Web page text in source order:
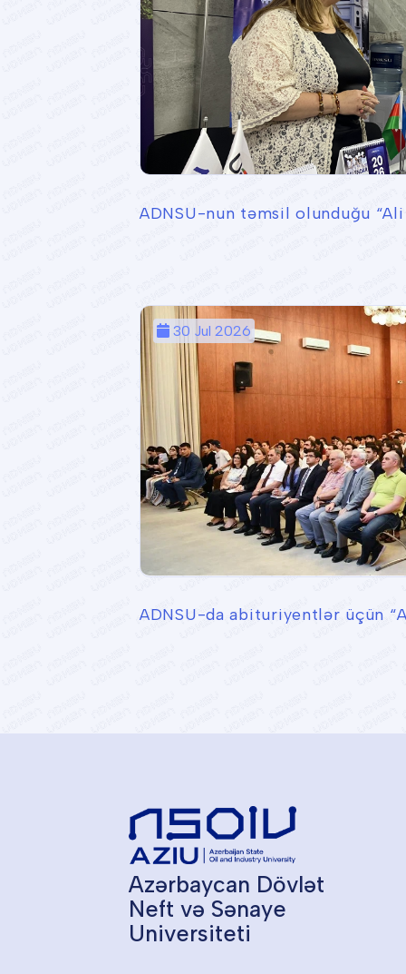
ADNSU-nun təmsil olunduğu
30 Jul 2026
ADNSU-da abituriyentlər üçün
Azərbaycan Dövlət
Neft və Sənaye
Universiteti